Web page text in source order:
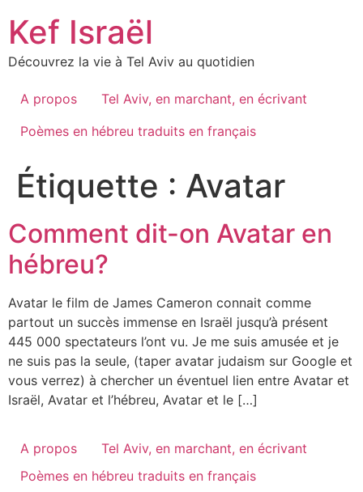
content
Kef Israël
Découvrez la vie à Tel Aviv au quotidien
A propos
Tel Aviv, en marchant, en écrivant
Poèmes en hébreu traduits en français
Étiquette : Avatar
Comment dit-on Avatar en
hébreu?
Avatar le film de James Cameron connait comme
partout un succès immense en Israël jusqu’à présent
445 000 spectateurs l’ont vu. Je me suis amusée et je
ne suis pas la seule, (taper avatar judaism sur Google et
vous verrez) à chercher un éventuel lien entre Avatar et
Israël, Avatar et l’hébreu, Avatar et le […]
A propos
Tel Aviv, en marchant, en écrivant
Poèmes en hébreu traduits en français